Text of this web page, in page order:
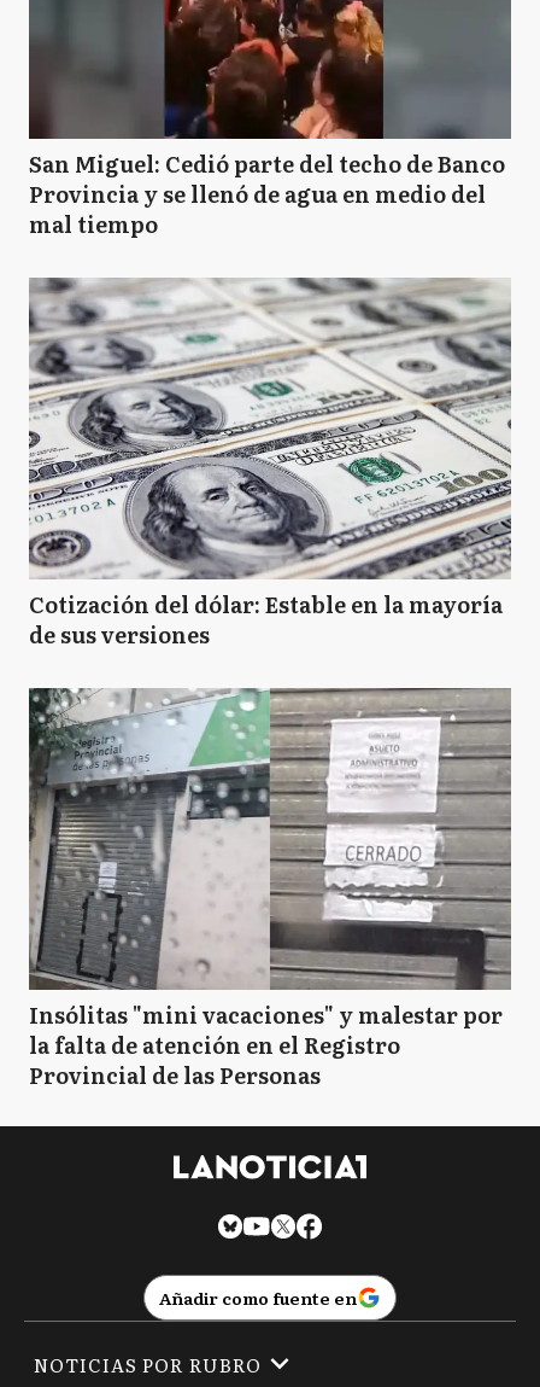
San Miguel: Cedió parte del techo de Banco
Provincia y se llenó de agua en medio del
mal tiempo
Cotización del dólar: Estable en la mayoría
de sus versiones
Insólitas "mini vacaciones" y malestar por
la falta de atención en el Registro
Provincial de las Personas
Añadir como fuente en
NOTICIAS POR RUBRO